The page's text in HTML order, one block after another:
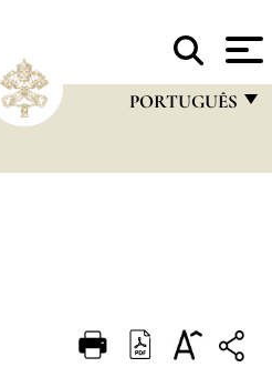
PORTUGUÊS
DEUTSCH